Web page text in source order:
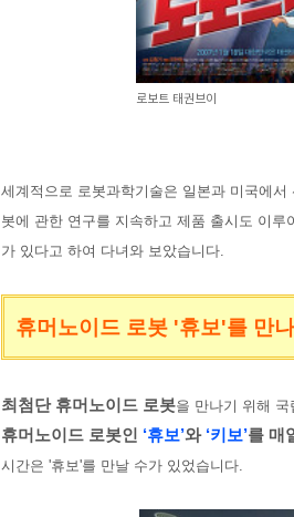
로보트 태권브이
세계적으로 로봇과학기술은 일본과 미국에
봇에 관한 연구를 지속하고 제품 출시도 이루
가 있다고 하여 다녀와 보았습니다.
휴머노이드 로봇 '휴보'를 만
최첨단 휴머노이드 로봇을 만나기 위해 국
휴머노이드 로봇인 ‘휴보’와 ‘키보’를 매
시간은 '휴보'를 만날 수가 있었습니다.